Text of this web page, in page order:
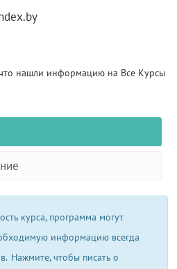
нашли информацию на Все Курсы
курса, программа могут
информацию всегда
Нажмите, чтобы писать о